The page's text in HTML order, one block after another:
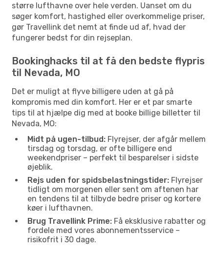
større lufthavne over hele verden. Uanset om du
søger komfort, hastighed eller overkommelige priser,
gør Travellink det nemt at finde ud af, hvad der
fungerer bedst for din rejseplan.
Bookinghacks til at få den bedste flypris
til Nevada, MO
Det er muligt at flyve billigere uden at gå på
kompromis med din komfort. Her er et par smarte
tips til at hjælpe dig med at booke billige billetter til
Nevada, MO:
Midt på ugen-tilbud: Flyrejser, der afgår mellem
tirsdag og torsdag, er ofte billigere end
weekendpriser – perfekt til besparelser i sidste
øjeblik.
Rejs uden for spidsbelastningstider: Flyrejser
tidligt om morgenen eller sent om aftenen har
en tendens til at tilbyde bedre priser og kortere
køer i lufthavnen.
Brug Travellink Prime: Få eksklusive rabatter og
fordele med vores abonnementsservice –
risikofrit i 30 dage.